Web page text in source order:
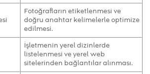
Fotoğrafların etiketlenmesi ve
doğru anahtar kelimelerle optimize
edilmesi.
İşletmenin yerel dizinlerde
listelenmesi ve yerel web
sitelerinden bağlantılar alınması.